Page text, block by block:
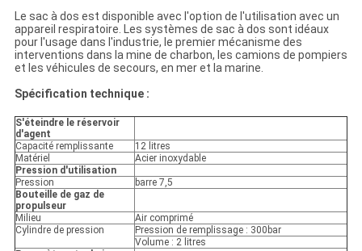
Le sac à dos est disponible avec l'option de l'utilisation avec un
appareil respiratoire. Les systèmes de sac à dos sont idéaux
pour l'usage dans l'industrie, le premier mécanisme des
interventions dans la mine de charbon, les camions de pompiers
et les véhicules de secours, en mer et la marine.
Spécification technique :
S'éteindre le réservoir
d'agent
Capacité remplissante
12 litres
Matériel
Acier inoxydable
Pression d'utilisation
Pression
barre 7,5
Bouteille de gaz de
propulseur
Milieu
Air comprimé
Cylindre de pression
Pression de remplissage : 300bar
Volume : 2 litres